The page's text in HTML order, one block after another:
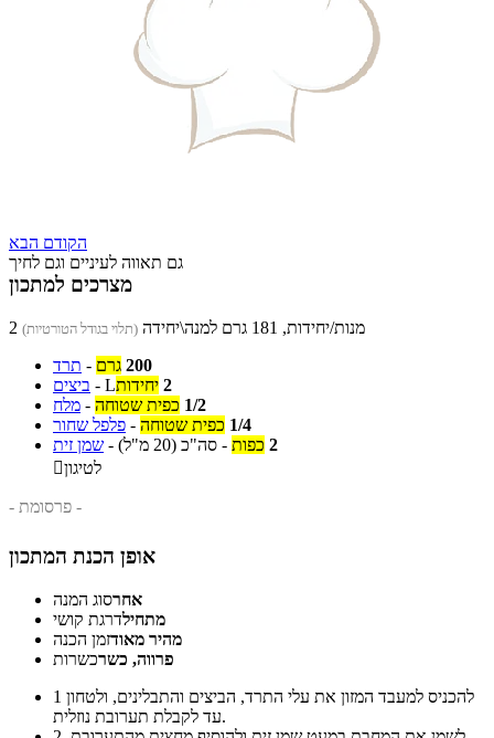
הקודם הבא
גם תאווה לעיניים וגם לחיך
מצרכים למתכון
2 מנות/יחידות, 181 גרם למנה\יחידה (תלוי בגודל הטורטיות)
תרד - 200 גרם
ביצים - 2 יחידותL
מלח - 1/2 כפית שטוחה
פלפל שחור - 1/4 כפית שטוחה
שמן זית - 2 כפות - סה"כ (20 מ"ל)
לטיגון
- פרסומת -
אופן הכנת המתכון
אחרסוג המנה
מתחילדרגת קושי
מהיר מאודזמן הכנה
פרווה, כשרכשרות
1
עד לקבלת תערובת נוזלית.